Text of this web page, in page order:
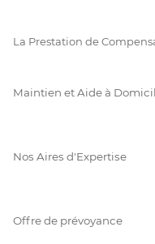
La Prestation de
Maintien et Aide à
Nos Aires d'Expertise
Offre de prévoyance